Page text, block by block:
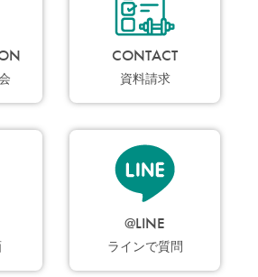
CONTACT
資料請求
@LINE
ラインで質問